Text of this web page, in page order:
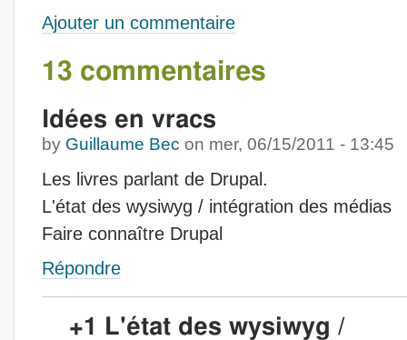
Ajouter un commentaire
13 commentaires
Idées en vracs
by Guillaume Bec on mer, 06/15/2011 - 13:45
Les livres parlant de Drupal.
L'état des wysiwyg / intégration des médias
Faire connaître Drupal
Répondre
+1 L'état des wysiwyg /